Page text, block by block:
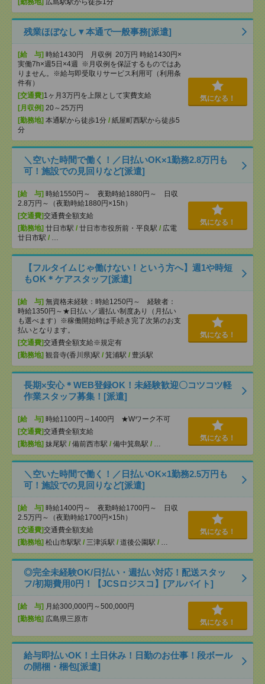
[勤務地] 広島駅駅から徒歩1分
残業ほぼなし▼本通で一般事務[派遣]
[給 与] 時給1430円 月収例 20万円 時給1430円×
実働7h×週5日×4週 ※月収例を保証するものではあ
りません。※給与即受取りサービス利用可（利用条
件有）
[交通費]1ヶ月3万円を上限として実費支給
[月収例] 20～25万円
[勤務地] 本通駅から徒歩1分 / 紙屋町西駅から徒歩5
分
気になる！
＼空いた時間で働く！／日払いOK×1勤務2.8万円も
可！施設での見回りなど[派遣]
[給 与] 時給1550円～ 夜勤時給1880円～ 日収
2.8万円～（夜勤時給1880円×15h）
[交通費]交通費全額支給
[勤務地] 廿日市駅 / 廿日市市役所前・平良駅 / 広電
廿日市駅 / …
気になる！
【フルタイムじゃ働けない！という方へ】週1や時短
もOK＊ケアスタッフ[派遣]
[給 与] 無資格未経験：時給1250円～ 経験者：
時給1350円～★日払い／週払い制度あり（月払い
も選べます）※稼働開始時は手続き完了次第のお支
払いとなります。
[交通費]交通費全額支給※規定有
[勤務地] 観音寺(香川県)駅 / 箕浦駅 / 豊浜駅
気になる！
長期×安心＊WEB登録OK！未経験歓迎〇コツコツ軽
作業スタッフ募集！[派遣]
[給 与] 時給1100円～1400円 ★Wワーク不可
[交通費]交通費全額支給
[勤務地] 妹尾駅 / 備前西市駅 / 備中箕島駅 / …
気になる！
＼空いた時間で働く！／日払いOK×1勤務2.5万円も
可！施設での見回りなど[派遣]
[給 与] 時給1400円～ 夜勤時給1700円～ 日収
2.5万円～（夜勤時給1700円×15h）
[交通費]交通費全額支給
[勤務地] 松山市駅駅 / 三津浜駅 / 道後公園駅 / …
気になる！
◎完全未経験OK/日払い・週払い対応！配送スタッ
フ/初期費用0円！【JCSロジスコ】[アルバイト]
[給 与] 月給300,000円～500,000円
[勤務地] 広島県三原市 気になる！
給与即払いOK！土日休み！日勤のお仕事！段ボール
の開梱・梱包[派遣]